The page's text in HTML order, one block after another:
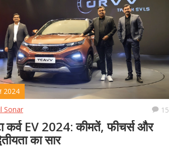
2024
Sonar
15
कर्व EV 2024: कीमतें, फीचर्स और
का सार